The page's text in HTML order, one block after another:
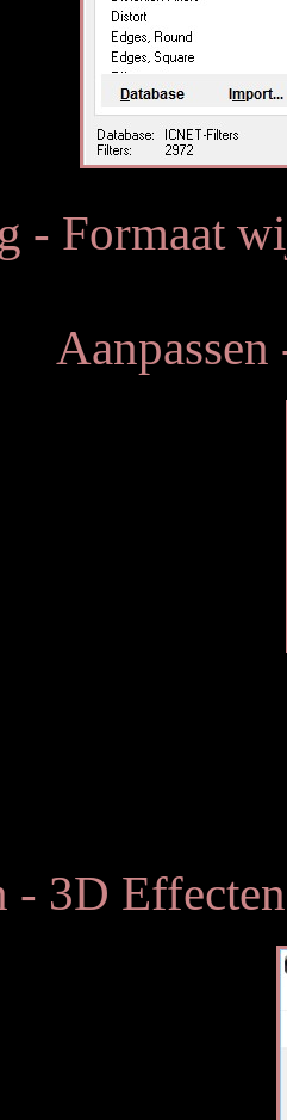
- Formaat
- 3D